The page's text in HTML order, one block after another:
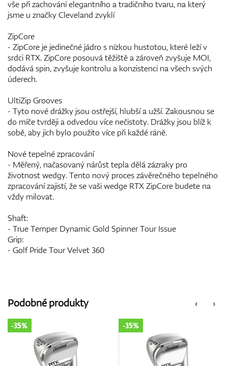
vše při zachování elegantního a tradičního tvaru, na který
jsme u značky Cleveland zvyklí
ZipCore
- ZipCore je jedinečné jádro s nízkou hustotou, které leží v
srdci RTX. ZipCore posouvá těžiště a zároveň zvyšuje MOI,
dodává spin, zvyšuje kontrolu a konzistenci na všech svých
úderech.
UltiZip Grooves
- Tyto nové drážky jsou ostřejší, hlubší a užší. Zakousnou se
do míče tvrději a odvedou více nečistoty. Drážky jsou blíž k
sobě, aby jich bylo použito více při každé ráně.
Nové tepelné zpracování
- Měřený, načasovaný nárůst tepla dělá zázraky pro
životnost wedgy. Tento nový proces závěrečného tepelného
zpracování zajistí, že se vaši wedge RTX ZipCore budete na
vždy milovat.
Shaft:
- True Temper Dynamic Gold Spinner Tour Issue
Grip:
- Golf Pride Tour Velvet 360
‹
Podobné produkty ›